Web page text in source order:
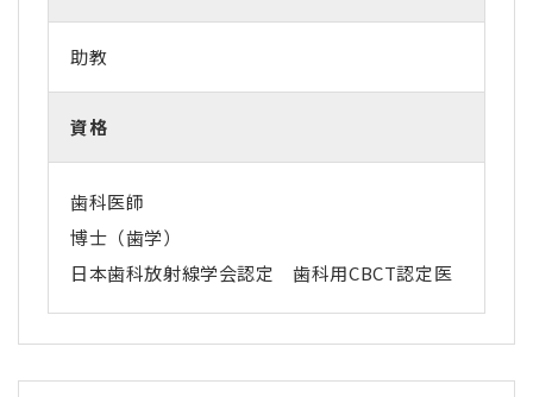
助教
資格
歯科医師
博士（歯学）
日本歯科放射線学会認定 歯科用CBCT認定医